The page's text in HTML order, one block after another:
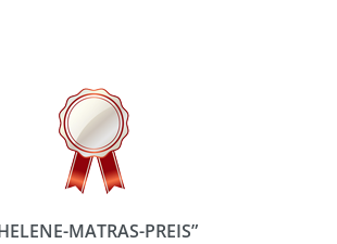
MATRAS-PREIS”